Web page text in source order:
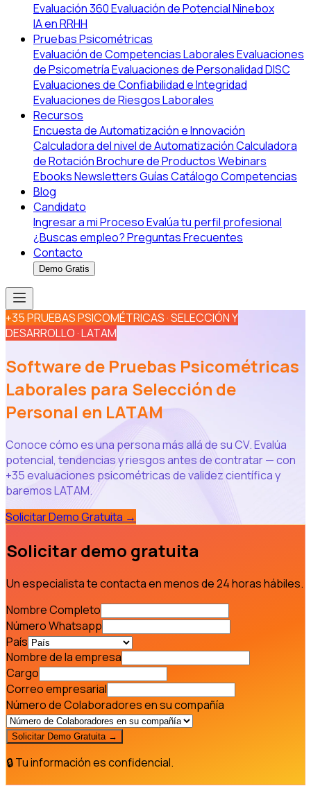
Evaluación 360Evaluación de PotencialNinebox
IA en RRHH
Pruebas Psicométricas
Evaluación de Competencias LaboralesEvaluaciones
de PsicometríaEvaluaciones de Personalidad DISC
Evaluaciones de Confiabilidad e Integridad
Evaluaciones de Riesgos Laborales
Recursos
Encuesta de Automatización e Innovación
Calculadora del nivel de AutomatizaciónCalculadora
de RotaciónBrochure de ProductosWebinars
EbooksNewslettersGuíasCatálogo Competencias
Blog
Candidato
Ingresar a mi ProcesoEvalúa tu perfil profesional
¿Buscas empleo?Preguntas Frecuentes
Contacto
Demo Gratis
+35 PRUEBAS PSICOMÉTRICAS · SELECCIÓN Y
DESARROLLO · LATAM
Software de Pruebas Psicométricas
Laborales para Selección de
Personal en LATAM
Conoce cómo es una persona más allá de su CV. Evalúa
potencial, tendencias y riesgos antes de contratar — con
+35 evaluaciones psicométricas de validez científica y
baremos LATAM.
Solicitar Demo Gratuita →
Solicitar demo gratuita
Un especialista te contacta en menos de 24 horas hábiles.
Nombre Completo
Número Whatsapp
País
Nombre de la empresa
Cargo
Correo empresarial
Número de Colaboradores en su compañía
Solicitar Demo Gratuita →
🔒 Tu información es confidencial.